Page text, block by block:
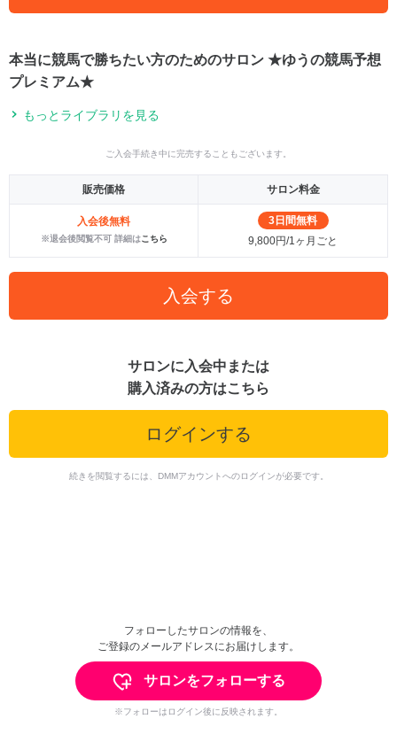
本当に競馬で勝ちたい方のためのサロン ★ゆうの競馬予想
プレミアム★
もっとライブラリを見る
ご入会手続き中に完売することもございます。
販売価格 サロン料金
入会後無料
※退会後閲覧不可 詳細はこちら
3日間無料
9,800円/1ヶ月ごと
入会する
サロンに入会中または
購入済みの方はこちら
ログインする
続きを閲覧するには、DMMアカウントへのログインが必要です。
フォローしたサロンの情報を、
ご登録のメールアドレスにお届けします。
サロンをフォローする
※フォローはログイン後に反映されます。